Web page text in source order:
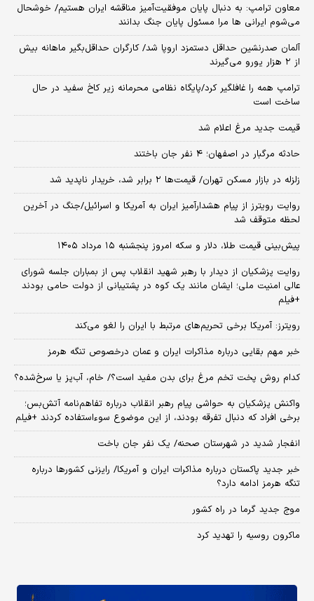
معاون ترامپ: به دنبال پایان موفقیت‌آمیز مناقشه ایران هستیم/ خوشحال
می‌شوم ایرانی ها مرا مسئول پایان جنگ بدانند
آلمان صدرنشین حداقل دستمزد اروپا شد/ کارگران حداقل‌بگیر ماهانه بیش
از ۲ هزار یورو می‌گیرند
ترامپ همه را غافلگیر کرد/پایگاه نظامی محرمانه زیر کاخ سفید در حال
ساخت است
قیمت جدید مرغ اعلام شد
حادثه مرگبار در اصفهان؛ ۴ نفر جان باختند
زلزله در بازار مسکن تهران/ قیمت‌ها ۲ برابر شد، خریدار ناپدید شد
روایت رویترز از پیام هشدارآمیز ایران به آمریکا و اسرائیل/جنگ در آخرین
لحظه متوقف شد
پیش‌بینی قیمت طلا، دلار و سکه امروز پنجشنبه ۱۵ مرداد ۱۴۰۵
روایت پزشکیان از دیدار با رهبر شهید انقلاب پس از بمباران جلسه شورای
عالی امنیت ملی؛ ایشان مانند یک کوه در پشتیبانی از دولت حامی بودند
+فیلم
رویترز: آمریکا برخی تحریم‌های مرتبط با ایران را لغو می‌کند
خبر مهم بقایی درباره مذاکرات ایران و عمان درخصوص تنگه هرمز
کدام روش پخت تخم مرغ برای بدن مفید است؟/ خام، آب‌پز یا سرخ‌شده؟
واکنش پزشکیان به حواشی پیام رهبر انقلاب درباره تفاهم‌نامه آتش‌بس؛
برخی افراد که دنبال تفرقه بودند، از این موضوع سوءاستفاده کردند +فیلم
انفجار شدید در شهرستان صحنه/ یک نفر جان باخت
خبر جدید پاکستان درباره مذاکرات ایران و آمریکا/ رایزنی کشورها درباره
تنگه هرمز ادامه دارد؟
موج جدید گرما در راه کشور
ماکرون روسیه را تهدید کرد